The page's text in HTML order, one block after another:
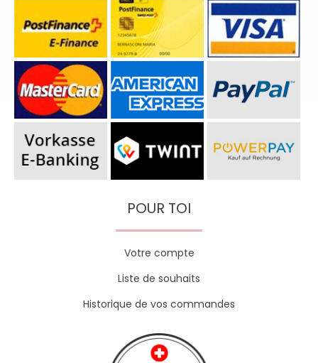
POUR TOI
Votre compte
Liste de souhaits
Historique de vos commandes